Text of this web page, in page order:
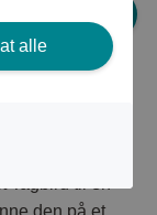
på
du
til en
den på et
alle